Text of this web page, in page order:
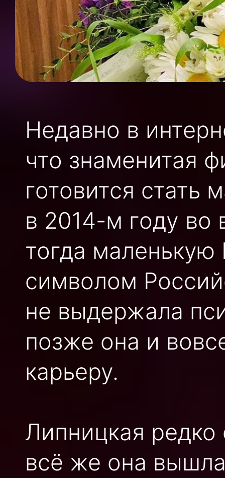
Недавно в
что знаменитая
готовится стать
в 2014-м году во
тогда
символом
не выдержала
позже она и
карьеру.
Липницкая
всё же она